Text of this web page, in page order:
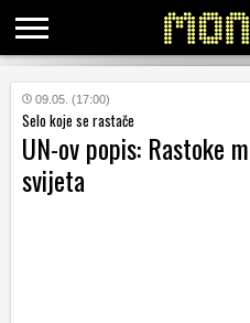
KATEGORIJE
HRVATSKI
WEB
09.05. (17:00)
Selo koje se rastače
UN-ov popis: Rastoke
svijeta